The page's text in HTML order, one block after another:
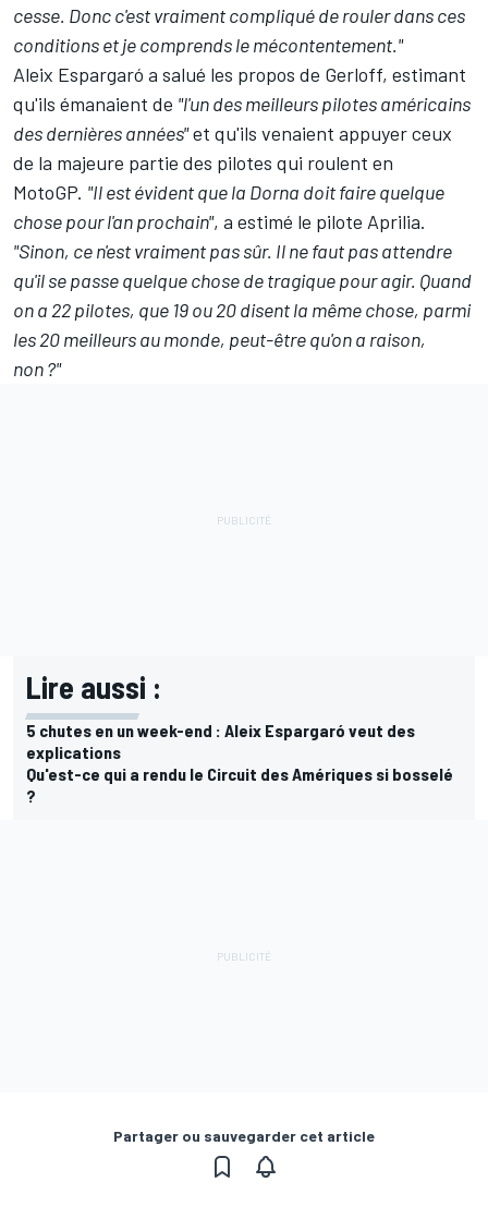
cesse. Donc c'est vraiment compliqué de rouler dans ces
conditions et je comprends le mécontentement."
Aleix Espargaró a salué les propos de Gerloff, estimant
qu'ils émanaient de "l'un des meilleurs pilotes américains
des dernières années"et qu'ils venaient appuyer ceux
de la majeure partie des pilotes qui roulent en
MotoGP. "Il est évident que la Dorna doit faire quelque
chose pour l'an prochain", a estimé le pilote Aprilia.
"Sinon, ce n'est vraiment pas sûr. Il ne faut pas attendre
qu'il se passe quelque chose de tragique pour agir. Quand
on a 22 pilotes, que 19 ou 20 disent la même chose, parmi
les 20 meilleurs au monde, peut-être qu'on a raison,
non ?"
Lire aussi :
5 chutes en un week-end : Aleix Espargaró veut des
explications
Qu'est-ce qui a rendu le Circuit des Amériques si bosselé
?
Partager ou sauvegarder cet article